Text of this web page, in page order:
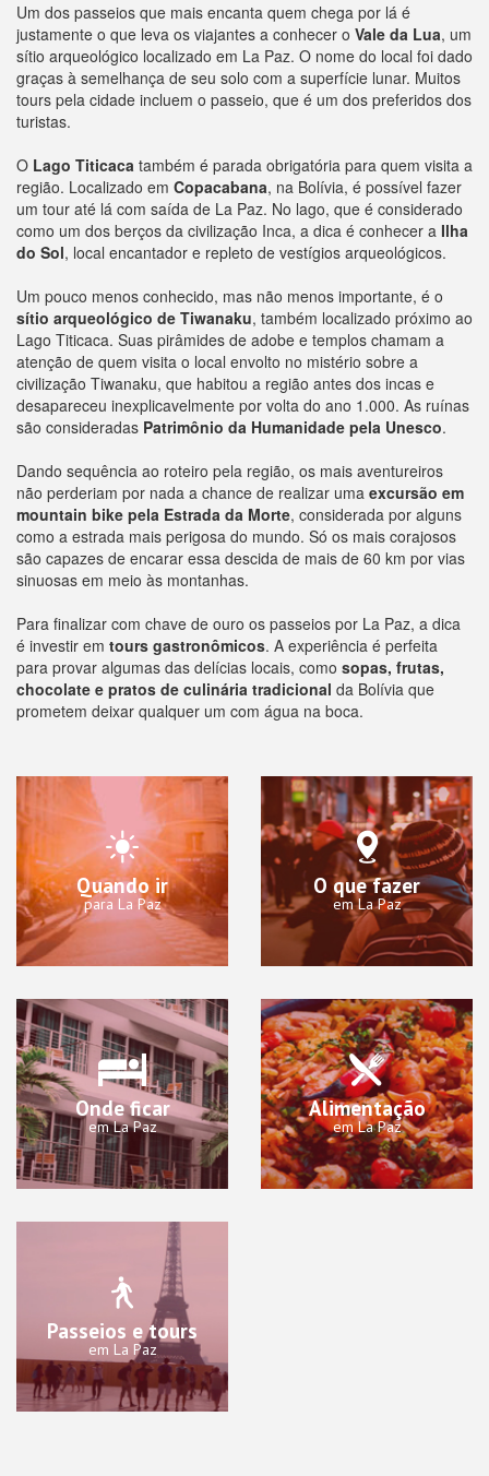
Um dos passeios que mais encanta quem chega por lá é
justamente o que leva os viajantes a conhecer o Vale da Lua, um
sítio arqueológico localizado em La Paz. O nome do local foi dado
graças à semelhança de seu solo com a superfície lunar. Muitos
tours pela cidade incluem o passeio, que é um dos preferidos dos
turistas.
O Lago Titicaca também é parada obrigatória para quem visita a
região. Localizado em Copacabana, na Bolívia, é possível fazer
um tour até lá com saída de La Paz. No lago, que é considerado
como um dos berços da civilização Inca, a dica é conhecer a Ilha
do Sol, local encantador e repleto de vestígios arqueológicos.
Um pouco menos conhecido, mas não menos importante, é o
sítio arqueológico de Tiwanaku, também localizado próximo ao
Lago Titicaca. Suas pirâmides de adobe e templos chamam a
atenção de quem visita o local envolto no mistério sobre a
civilização Tiwanaku, que habitou a região antes dos incas e
desapareceu inexplicavelmente por volta do ano 1.000. As ruínas
são consideradas Patrimônio da Humanidade pela Unesco.
Dando sequência ao roteiro pela região, os mais aventureiros
não perderiam por nada a chance de realizar uma excursão em
mountain bike pela Estrada da Morte, considerada por alguns
como a estrada mais perigosa do mundo. Só os mais corajosos
são capazes de encarar essa descida de mais de 60 km por vias
sinuosas em meio às montanhas.
Para finalizar com chave de ouro os passeios por La Paz, a dica
é investir em tours gastronômicos. A experiência é perfeita
para provar algumas das delícias locais, como sopas, frutas,
chocolate e pratos de culinária tradicional da Bolívia que
prometem deixar qualquer um com água na boca.
Quando ir
para La Paz
O que fazer
em La Paz
Onde ficar
em La Paz
Alimentação
em La Paz
Passeios e tours
em La Paz